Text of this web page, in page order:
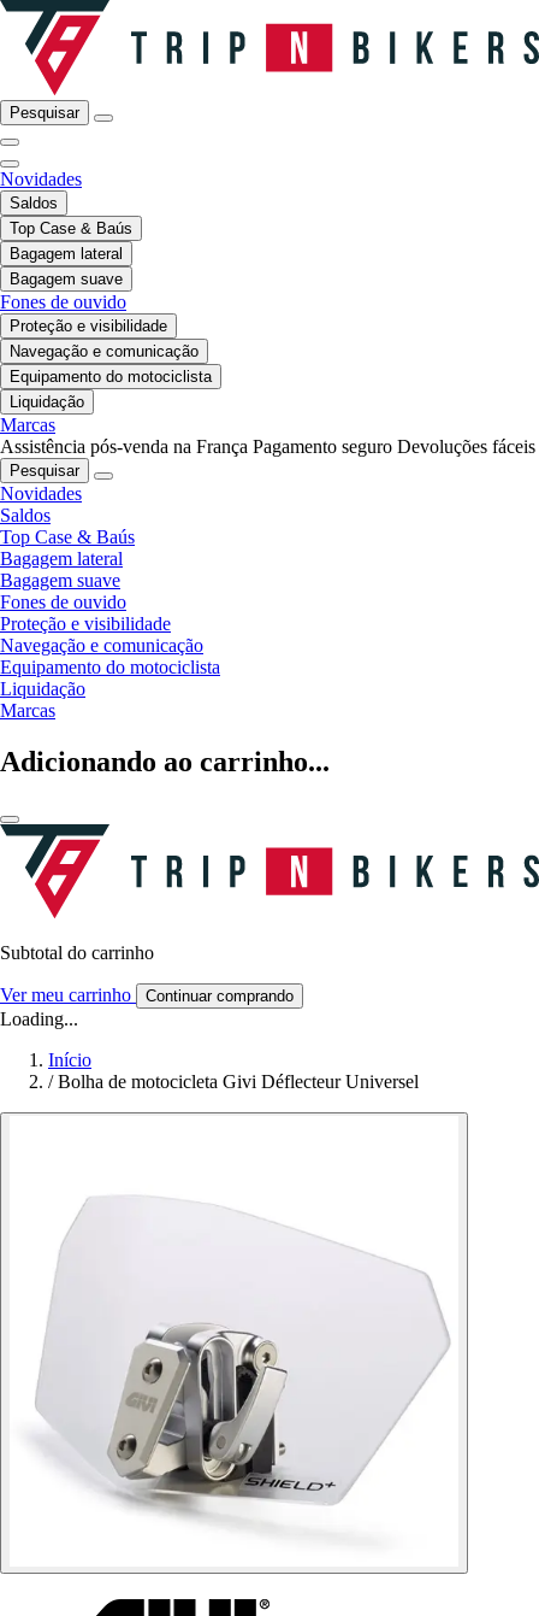
Pesquisar
Novidades
Saldos
Top Case & Baús
Bagagem lateral
Bagagem suave
Fones de ouvido
Proteção e visibilidade
Navegação e comunicação
Equipamento do motociclista
Liquidação
Marcas
Assistência pós-venda na França Pagamento seguro Devoluções fáceis
Pesquisar
Novidades
Saldos
Top Case & Baús
Bagagem lateral
Bagagem suave
Fones de ouvido
Proteção e visibilidade
Navegação e comunicação
Equipamento do motociclista
Liquidação
Marcas
Adicionando ao carrinho...
Subtotal do carrinho
Ver meu carrinho Continuar comprando
Loading...
Início
/ Bolha de motocicleta Givi Déflecteur Universel